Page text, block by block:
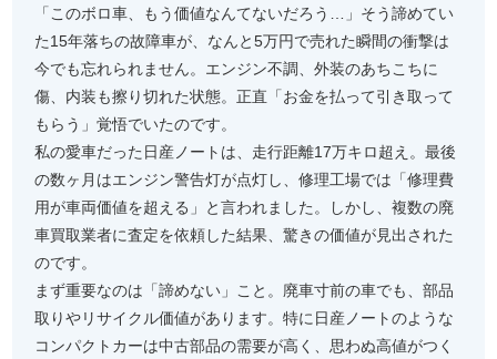
「このボロ車、もう価値なんてないだろう…」そう諦めてい
た15年落ちの故障車が、なんと5万円で売れた瞬間の衝撃は
今でも忘れられません。エンジン不調、外装のあちこちに
傷、内装も擦り切れた状態。正直「お金を払って引き取って
もらう」覚悟でいたのです。
私の愛車だった日産ノートは、走行距離17万キロ超え。最後
の数ヶ月はエンジン警告灯が点灯し、修理工場では「修理費
用が車両価値を超える」と言われました。しかし、複数の廃
車買取業者に査定を依頼した結果、驚きの価値が見出された
のです。
まず重要なのは「諦めない」こと。廃車寸前の車でも、部品
取りやリサイクル価値があります。特に日産ノートのような
コンパクトカーは中古部品の需要が高く、思わぬ高値がつく